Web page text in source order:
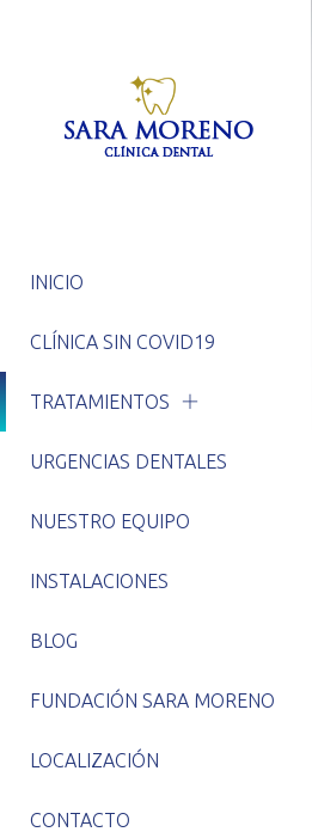
INICIO
CLÍNICA SIN COVID19
TRATAMIENTOS
URGENCIAS DENTALES
NUESTRO EQUIPO
INSTALACIONES
BLOG
FUNDACIÓN SARA MORENO
LOCALIZACIÓN
CONTACTO